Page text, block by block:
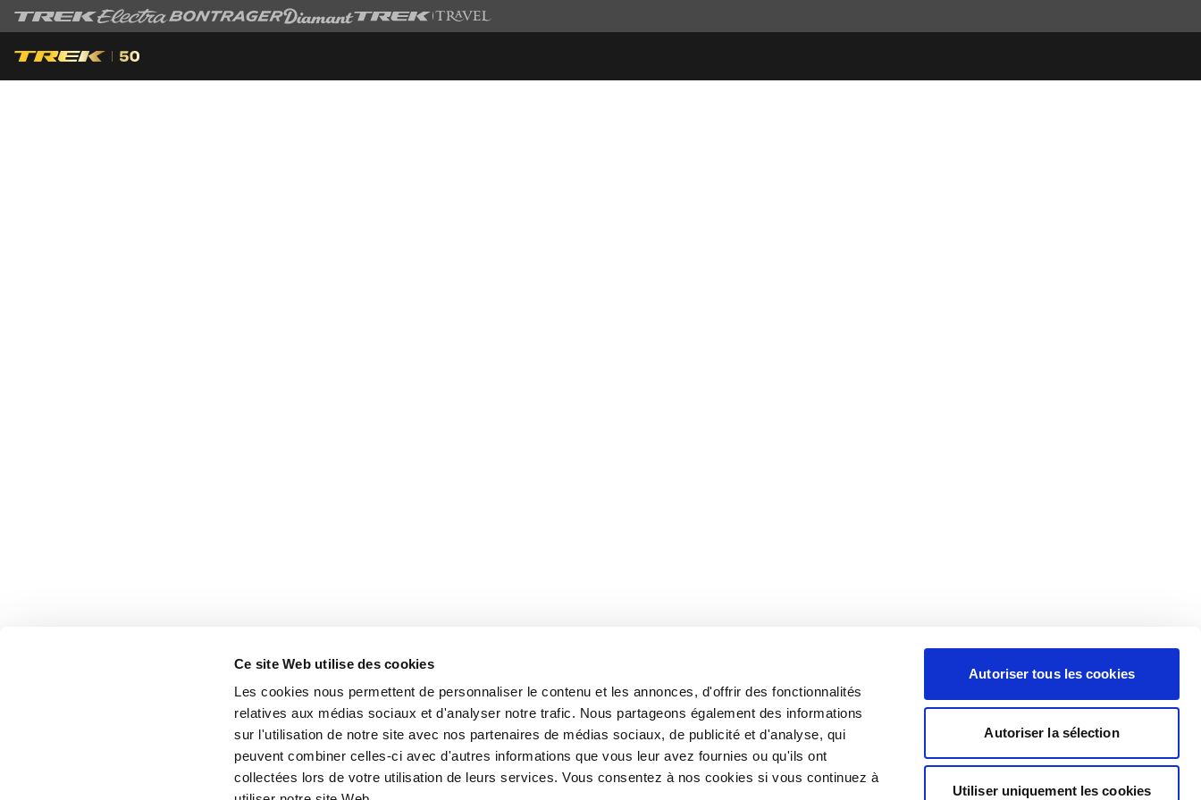
Ce site Web utilise des cookies
Les cookies nous permettent de personnaliser le contenu et les annonces, d'offrir des fonctionnalités
relatives aux médias sociaux et d'analyser notre trafic. Nous partageons également des informations
sur l'utilisation de notre site avec nos partenaires de médias sociaux, de publicité et d'analyse, qui
peuvent combiner celles-ci avec d'autres informations que vous leur avez fournies ou qu'ils ont
collectées lors de votre utilisation de leurs services. Vous consentez à nos cookies si vous continuez à
Autoriser tous les cookies
Autoriser la sélection
Utiliser uniquement les cookies